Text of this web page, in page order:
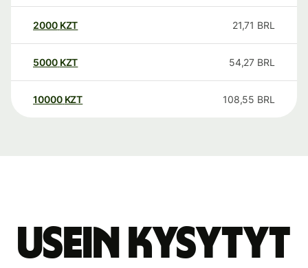
2000 KZT 21,71 BRL
5000 KZT 54,27 BRL
10000 KZT 108,55 BRL
Usein kysytyt